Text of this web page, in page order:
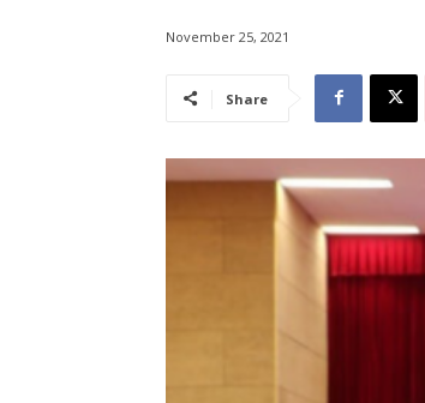
November 25, 2021
Share